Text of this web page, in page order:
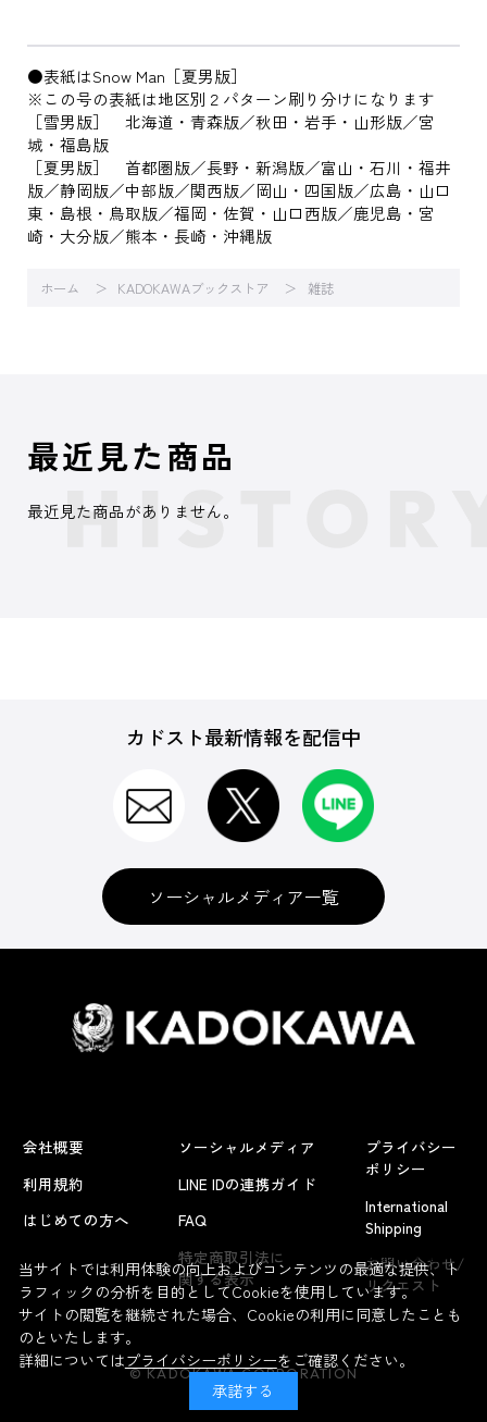
●表紙はSnow Man［夏男版］
※この号の表紙は地区別２パターン刷り分けになります
［雪男版］ 北海道・青森版／秋田・岩手・山形版／宮
城・福島版
［夏男版］ 首都圏版／長野・新潟版／富山・石川・福井
版／静岡版／中部版／関西版／岡山・四国版／広島・山口
東・島根・鳥取版／福岡・佐賀・山口西版／鹿児島・宮
崎・大分版／熊本・長崎・沖縄版
ホーム KADOKAWAブックストア 雑誌
よくあるお問い合わせ
最近見た商品
最近見た商品がありません。
カドスト最新情報を配信中
ソーシャルメディア一覧
会社概要
利用規約
はじめての方へ
ソーシャルメディア
LINE IDの連携ガイド
FAQ
特定商取引法に
関する表示
プライバシー
ポリシー
International
Shipping
お問い合わせ/
リクエスト
© KADOKAWA CORPORATION
当サイトでは利用体験の向上およびコンテンツの最適な提供、ト
ラフィックの分析を目的としてCookieを使用しています。
サイトの閲覧を継続された場合、Cookieの利用に同意したことも
のといたします。
詳細についてはプライバシーポリシーをご確認ください。
承諾する